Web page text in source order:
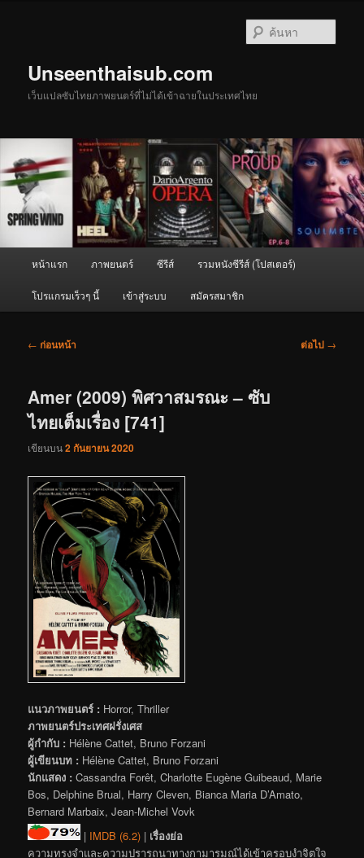
Unseenthaisub.com
เว็บแปลซับไทยภาพยนตร์ที่ไม่ได้เข้าฉายในประเทศไทย
หน้าแรก ภาพยนตร์ ซีรีส์ รวมหนังซีรีส์ (โปสเตอร์)
โปรแกรมเร็วๆ นี้ เข้าสู่ระบบ สมัครสมาชิก
เมนู
← ก่อนหน้า ต่อไป →
Amer (2009) พิศวาสมรณะ – ซับ
ไทยเต็มเรื่อง [741]
เขียนบน2 กันยายน 2020
แนวภาพยนตร์ : Horror, Thriller
ภาพยนตร์ประเทศฝรั่งเศส
ผู้กำกับ : Hélène Cattet, Bruno Forzani
ผู้เขียนบท : Hélène Cattet, Bruno Forzani
นักแสดง : Cassandra Forêt, Charlotte Eugène Guibeaud, Marie
Bos, Delphine Brual, Harry Cleven, Bianca Maria D’Amato,
Bernard Marbaix, Jean-Michel Vovk
| IMDB (6.2) | เรื่องย่อ
ความทรงจำและความปรารถนาทางกามารมณ์ได้เข้าครอบงำจิตใจ